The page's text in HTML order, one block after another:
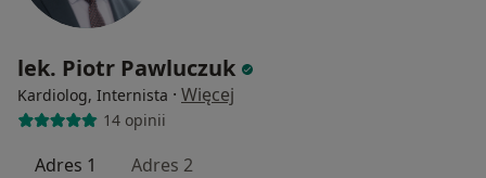
lek. Piotr Pawluczuk
Kardiolog, Internista · Więcej
14 opinii
Adres 1 Adres 2